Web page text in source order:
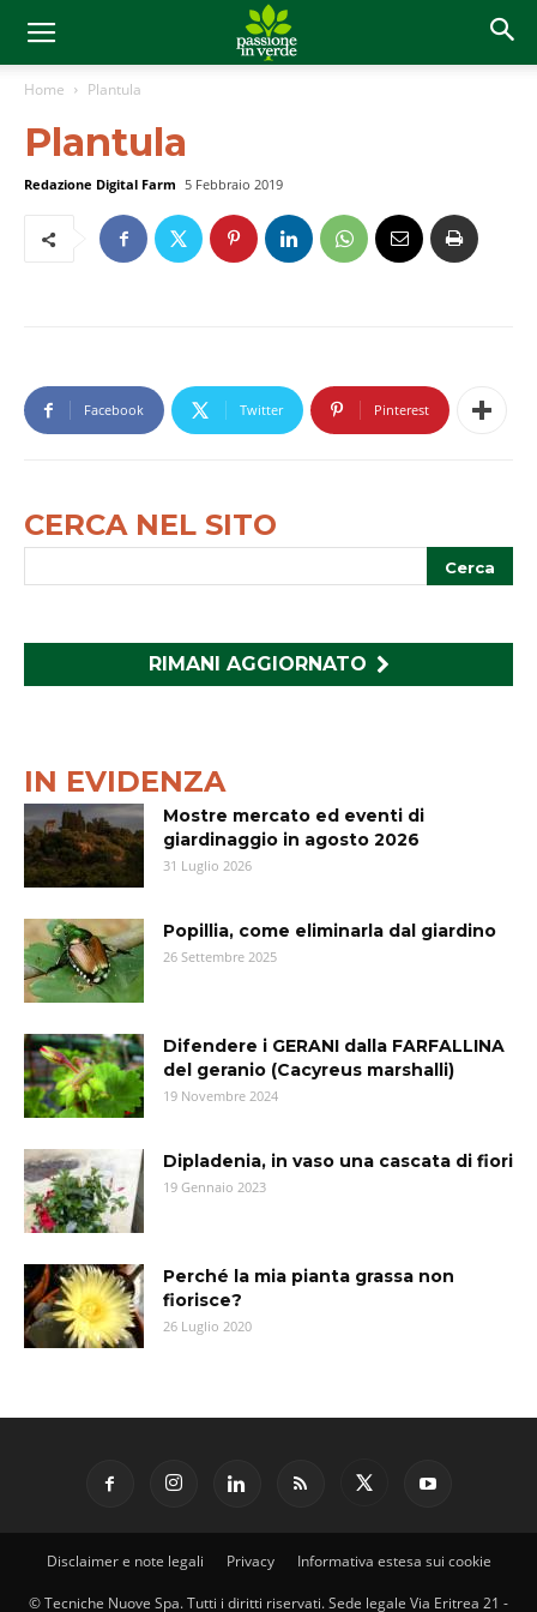
Home Plantula
Plantula
Redazione Digital Farm 5 Febbraio 2019
Facebook Twitter Pinterest
CERCA NEL SITO
RIMANI AGGIORNATO
IN EVIDENZA
Mostre mercato ed eventi di
giardinaggio in agosto 2026
31 Luglio 2026
Popillia, come eliminarla dal giardino
26 Settembre 2025
Difendere i GERANI dalla FARFALLINA
del geranio (Cacyreus marshalli)
19 Novembre 2024
Dipladenia, in vaso una cascata di fiori
19 Gennaio 2023
Perché la mia pianta grassa non
fiorisce?
26 Luglio 2020
Disclaimer e note legali Privacy Informativa estesa sui cookie
© Tecniche Nuove Spa. Tutti i diritti riservati. Sede legale Via Eritrea 21 -